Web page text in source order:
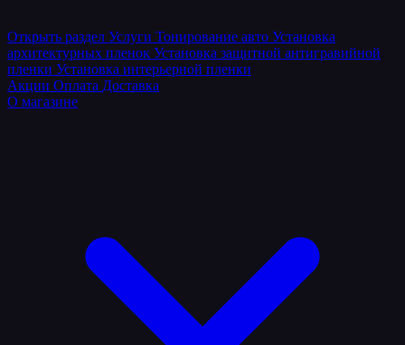
Открыть раздел Услуги Тонирование авто Установка
архитектурных пленок Установка защитной антигравийной
пленки Установка интерьерной пленки
Акции Оплата Доставка
О магазине